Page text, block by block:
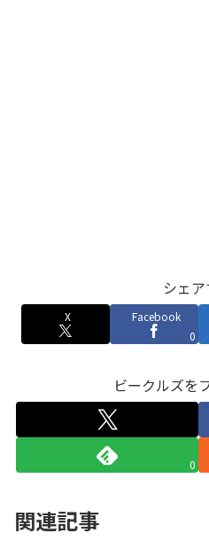
シェ
X
Facebook
0
ビークルズを
0
関連記事